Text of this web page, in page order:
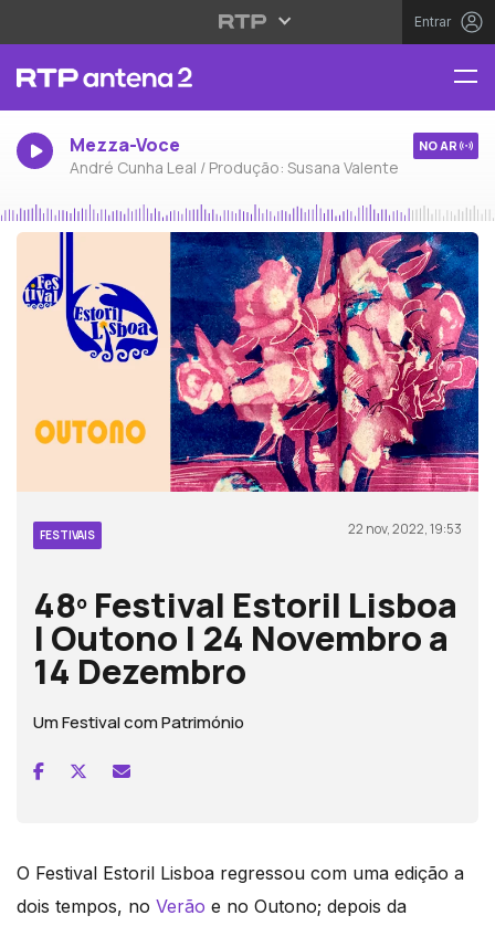
Entrar
Mezza-Voce
André Cunha Leal / Produção: Susana Valente
NO AR
FESTIVAIS 22 nov, 2022, 19:53
48º Festival Estoril Lisboa
| Outono | 24 Novembro a
14 Dezembro
Um Festival com Património
O Festival Estoril Lisboa regressou com uma edição a
dois tempos, no Verão e no Outono; depois da